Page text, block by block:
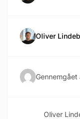
Oliver
Gennemgået
Oliver